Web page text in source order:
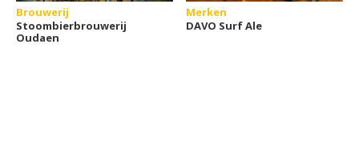
Brouwerij
Stoombierbrouwerij
Oudaen
Merken
DAVO Surf Ale